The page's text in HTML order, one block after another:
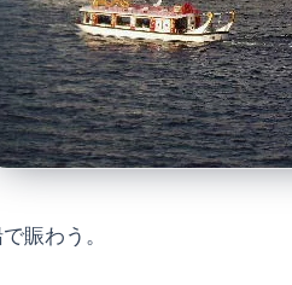
賑わう。